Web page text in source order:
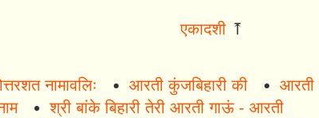
एकादशी⤒
नामावलिः आरती कुंजबिहारी की
आरती
श्री बांके बिहारी तेरी आरती गाऊं - आरती